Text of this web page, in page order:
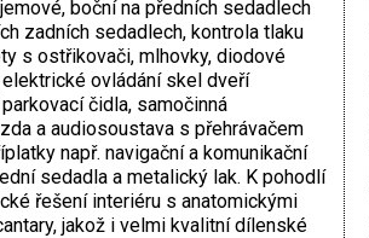
boční na předních sedadlech
zadních sedadlech, kontrola tlaku
s ostřikovači, mlhovky, diodové
ovládání skel dveří
čidla, samočinná
a audiosoustava s přehrávačem
např. navigační a komunikační
sedadla a metalický lak. K pohodlí
řešení interiéru s anatomickými
jakož i velmi kvalitní dílenské